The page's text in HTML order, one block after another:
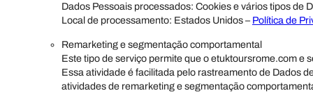
Dados Pessoais processados: Cookies e vários tipos de
Local de processamento: Estados Unidos – Política de
Remarketing e segmentação comportamental
Este tipo de serviço permite que o etuktoursrome.com e
Essa atividade é facilitada pelo rastreamento de Dados
atividades de remarketing e segmentação